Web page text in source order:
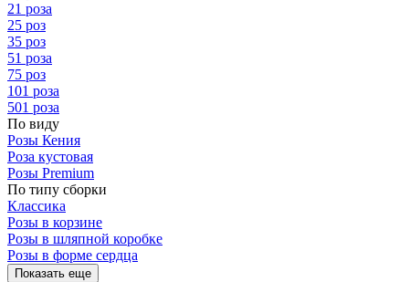
21 роза
25 роз
35 роз
51 роза
75 роз
101 роза
501 роза
По виду
Розы Кения
Роза кустовая
Розы Premium
По типу сборки
Классика
Розы в корзине
Розы в шляпной коробке
Розы в форме сердца
Показать еще